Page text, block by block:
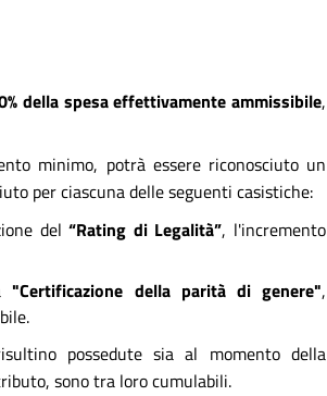
della spesa effettivamente ammissibile,
minimo, potrà essere riconosciuto un
per ciascuna delle seguenti casistiche:
del“Rating di Legalità”, l'incremento
"Certificazione della parità di genere",
possedute sia al momento della
sono tra loro cumulabili.